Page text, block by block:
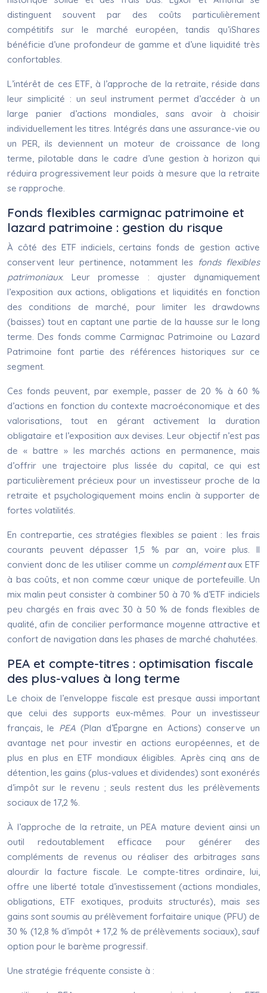
distinguent souvent par des coûts particulièrement
compétitifs sur le marché européen, tandis qu’iShares
bénéficie d’une profondeur de gamme et d’une liquidité très
confortables.
L’intérêt de ces ETF, à l’approche de la retraite, réside dans
leur simplicité : un seul instrument permet d’accéder à un
large panier d’actions mondiales, sans avoir à choisir
individuellement les titres. Intégrés dans une assurance-vie ou
un PER, ils deviennent un moteur de croissance de long
terme, pilotable dans le cadre d’une gestion à horizon qui
réduira progressivement leur poids à mesure que la retraite
se rapproche.
Fonds flexibles carmignac patrimoine et
lazard patrimoine : gestion du risque
À côté des ETF indiciels, certains fonds de gestion active
conservent leur pertinence, notamment les fonds flexibles
patrimoniaux. Leur promesse : ajuster dynamiquement
l’exposition aux actions, obligations et liquidités en fonction
des conditions de marché, pour limiter les drawdowns
(baisses) tout en captant une partie de la hausse sur le long
terme. Des fonds comme Carmignac Patrimoine ou Lazard
Patrimoine font partie des références historiques sur ce
segment.
Ces fonds peuvent, par exemple, passer de 20 % à 60 %
d’actions en fonction du contexte macroéconomique et des
valorisations, tout en gérant activement la duration
obligataire et l’exposition aux devises. Leur objectif n’est pas
de « battre » les marchés actions en permanence, mais
d’offrir une trajectoire plus lissée du capital, ce qui est
particulièrement précieux pour un investisseur proche de la
retraite et psychologiquement moins enclin à supporter de
fortes volatilités.
En contrepartie, ces stratégies flexibles se paient : les frais
courants peuvent dépasser 1,5 % par an, voire plus. Il
convient donc de les utiliser comme un complémentaux ETF
à bas coûts, et non comme cœur unique de portefeuille. Un
mix malin peut consister à combiner 50 à 70 % d’ETF indiciels
peu chargés en frais avec 30 à 50 % de fonds flexibles de
qualité, afin de concilier performance moyenne attractive et
confort de navigation dans les phases de marché chahutées.
PEA et compte-titres : optimisation fiscale
des plus-values à long terme
Le choix de l’enveloppe fiscale est presque aussi important
que celui des supports eux-mêmes. Pour un investisseur
français, le PEA (Plan d’Épargne en Actions) conserve un
avantage net pour investir en actions européennes, et de
plus en plus en ETF mondiaux éligibles. Après cinq ans de
détention, les gains (plus-values et dividendes) sont exonérés
d’impôt sur le revenu ; seuls restent dus les prélèvements
sociaux de 17,2 %.
À l’approche de la retraite, un PEA mature devient ainsi un
outil redoutablement efficace pour générer des
compléments de revenus ou réaliser des arbitrages sans
alourdir la facture fiscale. Le compte-titres ordinaire, lui,
offre une liberté totale d’investissement (actions mondiales,
obligations, ETF exotiques, produits structurés), mais ses
gains sont soumis au prélèvement forfaitaire unique (PFU) de
30 % (12,8 % d’impôt + 17,2 % de prélèvements sociaux), sauf
option pour le barème progressif.
Une stratégie fréquente consiste à :